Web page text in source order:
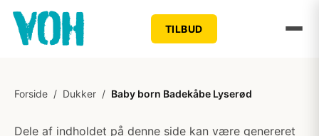
TILBUD
Forside / Dukker / Baby born Badekåbe Lyserød
Dele af indholdet på denne side kan være genereret